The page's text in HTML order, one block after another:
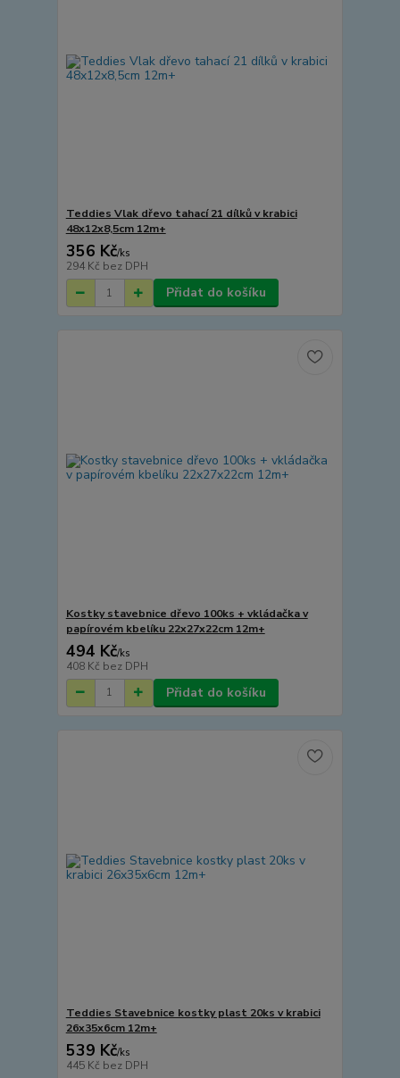
Teddies Vlak dřevo tahací 21 dílků v krabici
48x12x8,5cm 12m+
356 Kč/ks
294 Kč bez DPH
Přidat do košíku
Kostky stavebnice dřevo 100ks + vkládačka v
papírovém kbelíku 22x27x22cm 12m+
494 Kč/ks
408 Kč bez DPH
Přidat do košíku
Teddies Stavebnice kostky plast 20ks v krabici
26x35x6cm 12m+
539 Kč/ks
445 Kč bez DPH